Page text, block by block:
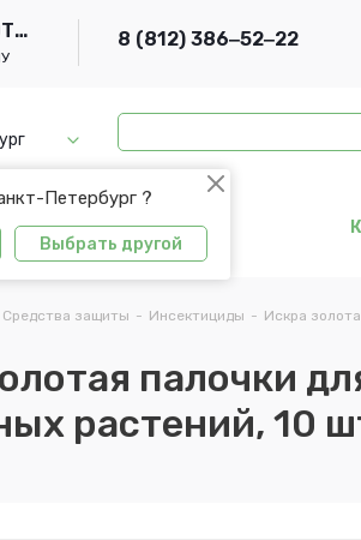
НЕ ПРИНИМАЮТСЯ 8 (812) 386‒52‒22
Петербург ?
Выбрать другой
Средства защиты - Инсектициды - Искра
палочки
растений, 10